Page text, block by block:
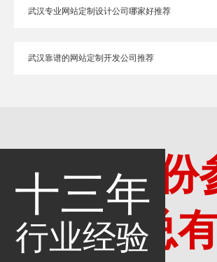
武汉专业网站定制设计公司哪家好推荐
武汉靠谱的网站定制开发公司推荐
十三年
行业经验
多一份
考，总